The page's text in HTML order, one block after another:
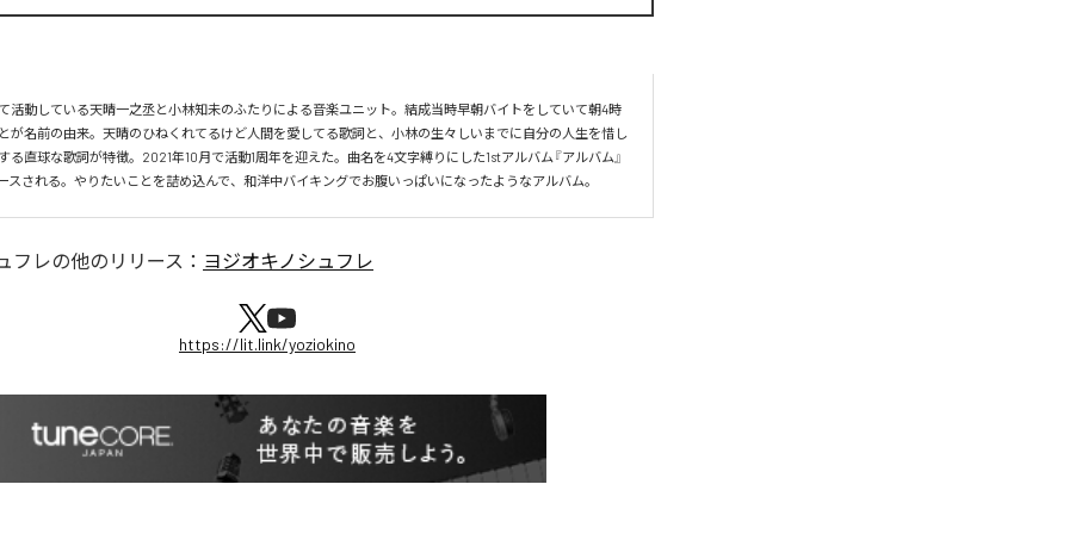
活動している天晴一之丞と小林知未のふたりによる音楽ユニット。結成当時早朝バイトをしていて朝4時
が名前の由来。天晴のひねくれてるけど人間を愛してる歌詞と、小林の生々しいまでに自分の人生を惜し
る直球な歌詞が特徴。2021年10月で活動1周年を迎えた。曲名を4文字縛りにした1stアルバム『アルバム』
スされる。やりたいことを詰め込んで、和洋中バイキングでお腹いっぱいになったようなアルバム。
フレの他のリリース： ヨジオキノシュフレ
https://lit.link/yoziokino